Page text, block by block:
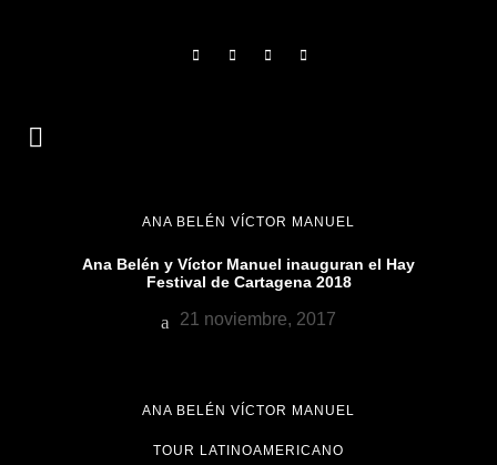
ANA BELÉN VÍCTOR MANUEL
Ana Belén y Víctor Manuel inauguran el Hay
Festival de Cartagena 2018
21 noviembre, 2017
ANA BELÉN VÍCTOR MANUEL
TOUR LATINOAMERICANO